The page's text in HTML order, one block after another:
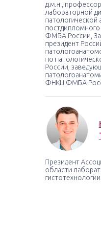
д.м.н.,
лабораторной
патологической
ФМБА России,
президент
по
России,
ФНКЦ ФМБА
Президент
области
гистотехнологии